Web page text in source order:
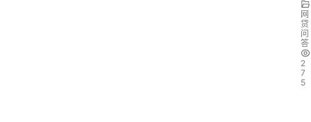
网
贷
问
答
2
7
5